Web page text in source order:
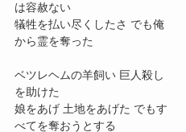
は容赦ない
犠牲を払い尽くしたさ でも俺
から霊を奪った
ベツレヘムの羊飼い 巨人殺し
を助けた
娘をあげ 土地をあげた でもす
べてを奪おうとする